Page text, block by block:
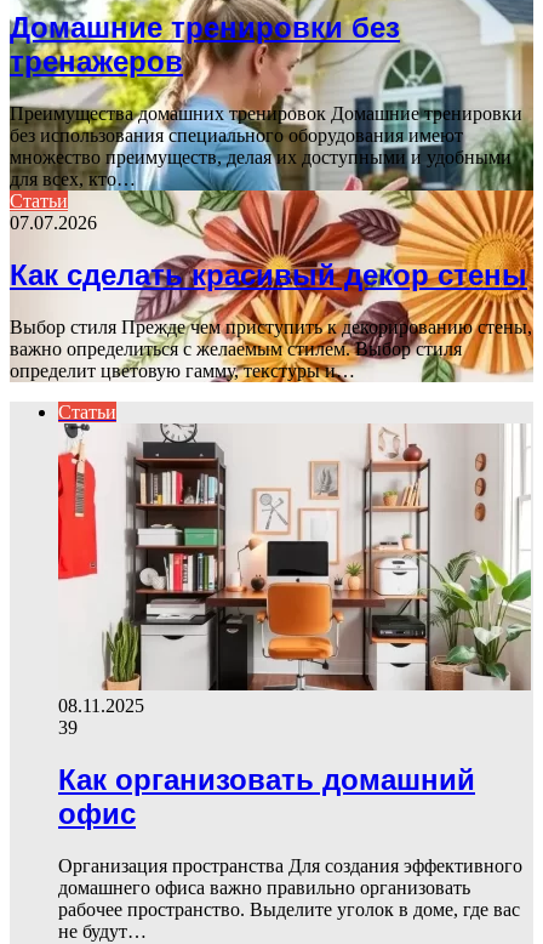
Домашние тренировки без
тренажеров
Преимущества домашних тренировок Домашние тренировки
без использования специального оборудования имеют
множество преимуществ, делая их доступными и удобными
для всех, кто…
Статьи
07.07.2026
Как сделать красивый декор стены
Выбор стиля Прежде чем приступить к декорированию стены,
важно определиться с желаемым стилем. Выбор стиля
определит цветовую гамму, текстуры и…
Статьи
08.11.2025
39
Как организовать домашний
офис
Организация пространства Для создания эффективного
домашнего офиса важно правильно организовать
рабочее пространство. Выделите уголок в доме, где вас
не будут…